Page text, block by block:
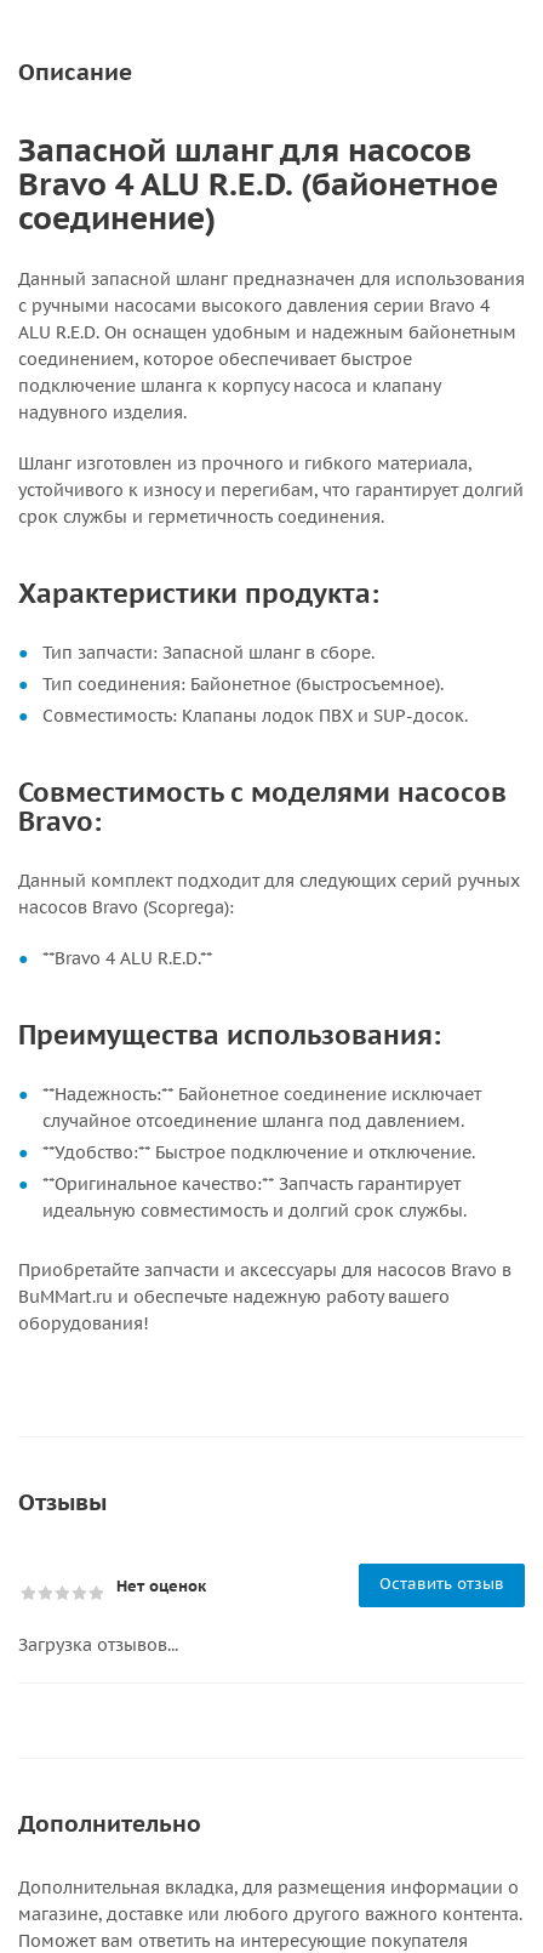
Описание
Запасной шланг для насосов
Bravo 4 ALU R.E.D. (байонетное
соединение)
Данный запасной шланг предназначен для использования
с ручными насосами высокого давления серии Bravo 4
ALU R.E.D. Он оснащен удобным и надежным байонетным
соединением, которое обеспечивает быстрое
подключение шланга к корпусу насоса и клапану
надувного изделия.
Шланг изготовлен из прочного и гибкого материала,
устойчивого к износу и перегибам, что гарантирует долгий
срок службы и герметичность соединения.
Характеристики продукта:
Тип запчасти: Запасной шланг в сборе.
Тип соединения: Байонетное (быстросъемное).
Совместимость: Клапаны лодок ПВХ и SUP-досок.
Совместимость с моделями насосов
Bravo:
Данный комплект подходит для следующих серий ручных
насосов Bravo (Scoprega):
**Bravo 4 ALU R.E.D.**
Преимущества использования:
**Надежность:** Байонетное соединение исключает
случайное отсоединение шланга под давлением.
**Удобство:** Быстрое подключение и отключение.
**Оригинальное качество:** Запчасть гарантирует
идеальную совместимость и долгий срок службы.
Приобретайте запчасти и аксессуары для насосов Bravo в
BuMMart.ru и обеспечьте надежную работу вашего
оборудования!
Отзывы
Нет оценок Оставить отзыв
Загрузка отзывов...
Дополнительно
Дополнительная вкладка, для размещения информации о
магазине, доставке или любого другого важного контента.
Поможет вам ответить на интересующие покупателя